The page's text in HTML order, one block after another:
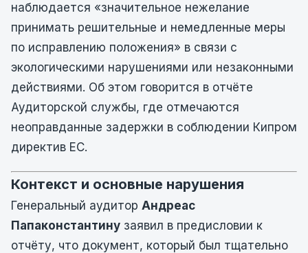
наблюдается «значительное нежелание
принимать решительные и немедленные меры
по исправлению положения» в связи с
экологическими нарушениями или незаконными
действиями. Об этом говорится в отчёте
Аудиторской службы, где отмечаются
неоправданные задержки в соблюдении Кипром
директив ЕС.
Контекст и основные нарушения
Генеральный аудитор Андреас
Папаконстантину заявил в предисловии к
отчёту, что документ, который был тщательно